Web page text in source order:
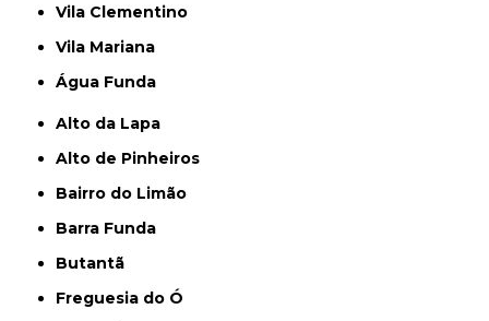
Vila Clementino
Vila Mariana
Água Funda
Alto da Lapa
Alto de Pinheiros
Bairro do Limão
Barra Funda
Butantã
Freguesia do Ó